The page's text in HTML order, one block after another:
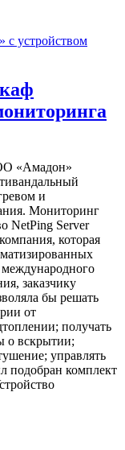
«Амадон»
и
Мониторинг
NetPing Server
которая
международного
заказчику
бы решать
от
получать
о вскрытии;
управлять
подобран комплект